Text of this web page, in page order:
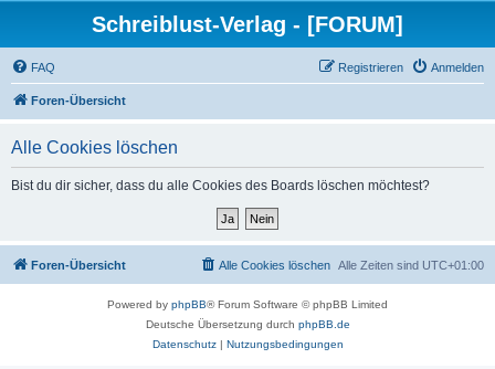
Schreiblust-Verlag - [FORUM]
FAQ Anmelden
Registrieren
Foren-Übersicht
Alle Cookies löschen
Bist du dir sicher, dass du alle Cookies des Boards löschen möchtest?
Foren-Übersicht Alle Zeiten sind UTC+01:00
Alle Cookies löschen
Powered by phpBB® Forum Software © phpBB Limited
Deutsche Übersetzung durch phpBB.de
Datenschutz| Nutzungsbedingungen